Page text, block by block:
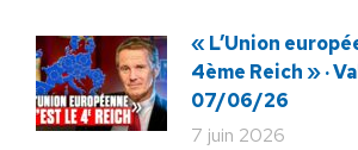
« L’Union
4ème Reich » ·
07/06/26
7 juin 2026